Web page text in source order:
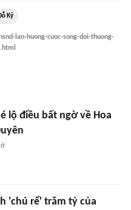
Kỷ
lan-huong-cuoc-song-doi-thuong-
lộ điều bất ngờ về Hoa
'chú rể' trăm tỷ của